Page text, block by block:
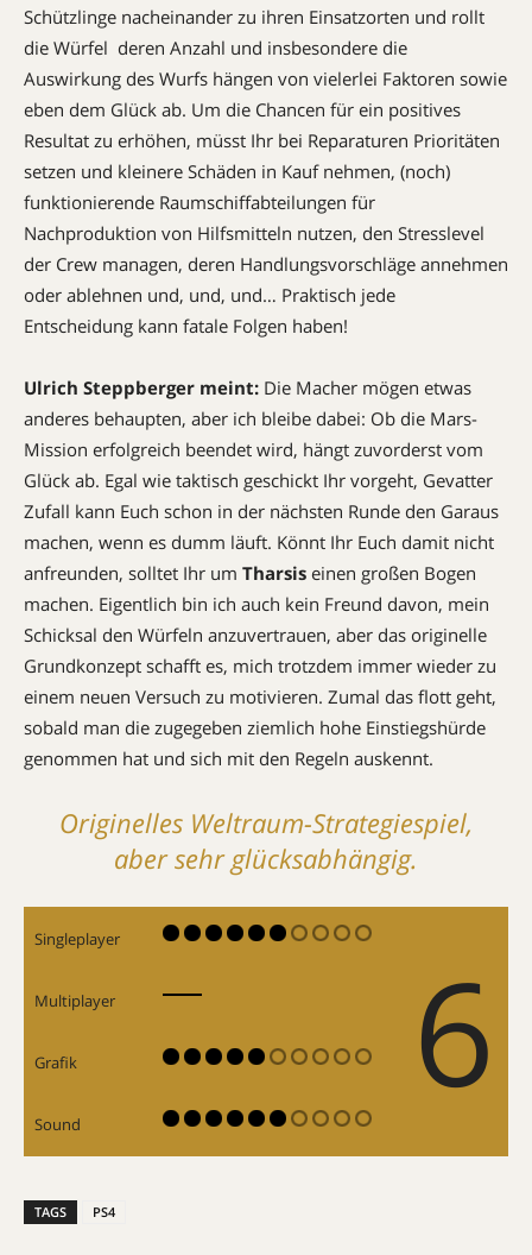
Schützlinge nacheinander zu ihren Einsatzorten und rollt
die Würfel  deren Anzahl und insbesondere die
Auswirkung des Wurfs hängen von vielerlei Faktoren sowie
eben dem Glück ab. Um die Chancen für ein positives
Resultat zu erhöhen, müsst Ihr bei Reparaturen Prioritäten
setzen und kleinere Schäden in Kauf nehmen, (noch)
funktionierende Raumschiffabteilungen für
Nachproduktion von Hilfsmitteln nutzen, den Stresslevel
der Crew managen, deren Handlungsvorschläge annehmen
oder ablehnen und, und, und… Praktisch jede
Entscheidung kann fatale Folgen haben!
Ulrich Steppberger meint: Die Macher mögen etwas
anderes behaupten, aber ich bleibe dabei: Ob die Mars-
Mission erfolgreich beendet wird, hängt zuvorderst vom
Glück ab. Egal wie taktisch geschickt Ihr vorgeht, Gevatter
Zufall kann Euch schon in der nächsten Runde den Garaus
machen, wenn es dumm läuft. Könnt Ihr Euch damit nicht
anfreunden, solltet Ihr um Tharsis einen großen Bogen
machen. Eigentlich bin ich auch kein Freund davon, mein
Schicksal den Würfeln anzuvertrauen, aber das originelle
Grundkonzept schafft es, mich trotzdem immer wieder zu
einem neuen Versuch zu motivieren. Zumal das flott geht,
sobald man die zugegeben ziemlich hohe Einstiegshürde
genommen hat und sich mit den Regeln auskennt.
Originelles Weltraum-Strategiespiel,
aber sehr glücksabhängig.
Singleplayer 6
Multiplayer
Grafik
Sound
TAGS PS4